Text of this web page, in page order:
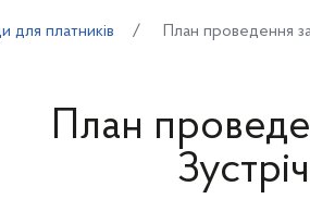
для платників План проведення
План